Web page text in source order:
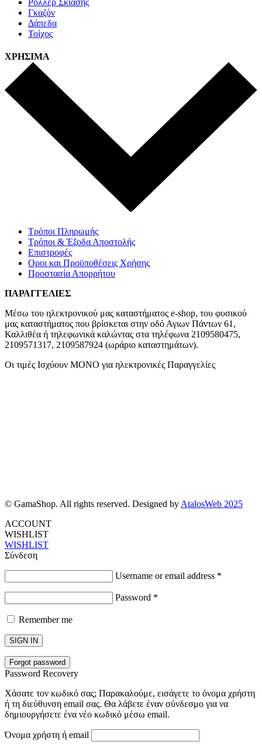
Ρόλλερ Σκίασης
Γκαζόν
Δάπεδα
Τοίχος
ΧΡΗΣΙΜΑ
Τρόποι Πληρωμής
Τρόποι & Έξοδα Αποστολής
Επιστροφές
Οροι και Προϋποθέσεις Χρήσης
Προστασία Απορρήτου
ΠΑΡΑΓΓΕΛΙΕΣ
Μέσω του ηλεκτρονικού μας καταστήματος e-shop, του φυσικού
μας καταστήματος που βρίσκεται στην οδό Αγιων Πάντων 61,
Καλλιθέα ή τηλεφωνικά καλώντας στα τηλέφωνα 2109580475,
2109571317, 2109587924 (ωράριο καταστημάτων).
Οι τιμές Ισχύουν ΜΟΝΟ για ηλεκτρονικές Παραγγελίες
© GamaShop. All rights reserved. Designed by AtalosWeb 2025
ACCOUNT
WISHLIST
WISHLIST
Σύνδεση
Username or email address *
Password *
Remember me
SIGN IN
Forgot password
Password Recovery
Χάσατε τον κωδικό σας; Παρακαλούμε, εισάγετε το όνομα χρήστη
ή τη διεύθυνση email σας. Θα λάβετε έναν σύνδεσμο για να
δημιουργήσετε ένα νέο κωδικό μέσω email.
Όνομα χρήστη ή email